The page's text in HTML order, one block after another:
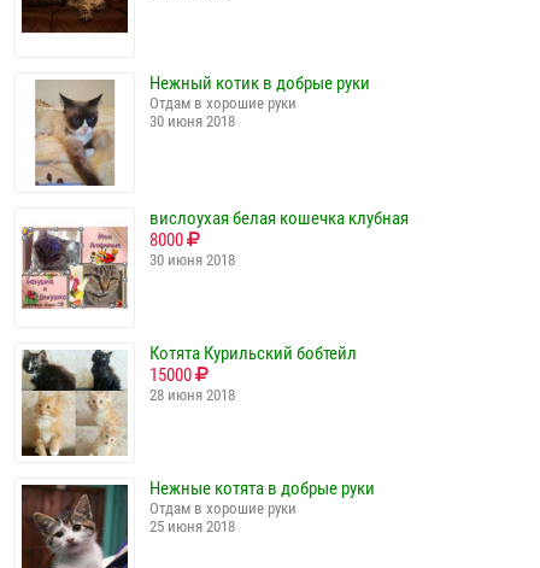
Нежный котик в добрые руки
Отдам в хорошие руки
30 июня 2018
вислоухая белая кошечка клубная
8000
30 июня 2018
Котята Курильский бобтейл
15000
28 июня 2018
Нежные котята в добрые руки
Отдам в хорошие руки
25 июня 2018